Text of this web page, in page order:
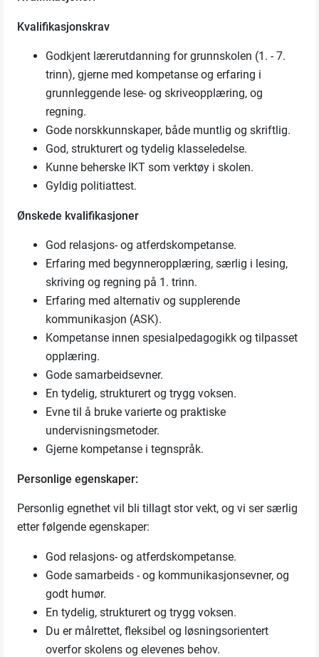
Kvalifikasjonskrav
Godkjent lærerutdanning for grunnskolen (1. - 7.
trinn), gjerne med kompetanse og erfaring i
grunnleggende lese- og skriveopplæring, og
regning.
Gode norskkunnskaper, både muntlig og skriftlig.
God, strukturert og tydelig klasseledelse.
Kunne beherske IKT som verktøy i skolen.
Gyldig politiattest.
Ønskede kvalifikasjoner
God relasjons- og atferdskompetanse.
Erfaring med begynneropplæring, særlig i lesing,
skriving og regning på 1. trinn.
Erfaring med alternativ og supplerende
kommunikasjon (ASK).
Kompetanse innen spesialpedagogikk og tilpasset
opplæring.
Gode samarbeidsevner.
En tydelig, strukturert og trygg voksen.
Evne til å bruke varierte og praktiske
undervisningsmetoder.
Gjerne kompetanse i tegnspråk.
Personlige egenskaper:
Personlig egnethet vil bli tillagt stor vekt, og vi ser særlig
etter følgende egenskaper:
God relasjons- og atferdskompetanse.
Gode samarbeids - og kommunikasjonsevner, og
godt humør.
En tydelig, strukturert og trygg voksen.
Du er målrettet, fleksibel og løsningsorientert
overfor skolens og elevenes behov.